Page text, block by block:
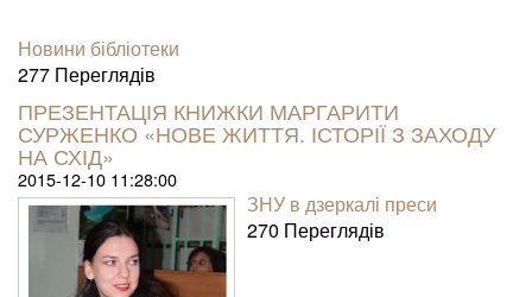
Новини бібліотеки
277 Пере­гля­дів
ПРЕЗЕНТАЦІЯ КНИЖКИ МАРГАРИТИ
СУРЖЕНКО «НОВЕ ЖИТТЯ. ІСТОРІЇ З ЗАХОДУ
НА СХІД»
2015-12-10 11:28:00
ЗНУ в дзеркалі преси
270 Пере­гля­дів